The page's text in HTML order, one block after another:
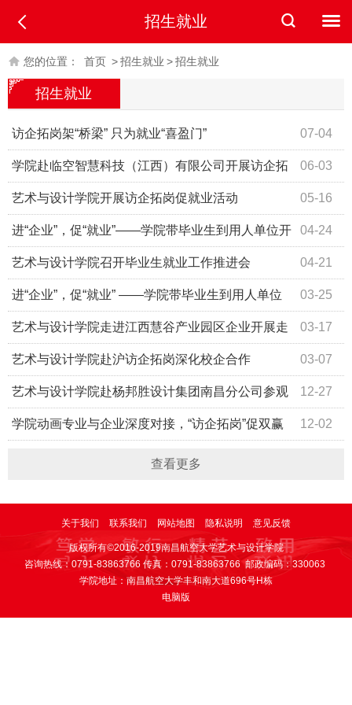
招生就业
您的位置： 首页 >招生就业 >招生就业
招生就业
07-04
访企拓岗架“桥梁” 只为就业“喜盈门”
06-03
学院赴临空智慧科技（江西）有限公司开展访企拓
岗活动 05-16
艺术与设计学院开展访企拓岗促就业活动
04-24
进“企业”，促“就业”——学院带毕业生到用人单位开
展访企拓岗活动 04-21
艺术与设计学院召开毕业生就业工作推进会
03-25
进“企业”，促“就业” ——学院带毕业生到用人单位
参观与面试 03-17
艺术与设计学院走进江西慧谷产业园区企业开展走
访交流 03-07
艺术与设计学院赴沪访企拓岗深化校企合作
12-27
艺术与设计学院赴杨邦胜设计集团南昌分公司参观
学习 12-02
学院动画专业与企业深度对接，“访企拓岗”促双赢
查看更多
关于我们 联系我们 网站地图 隐私说明 意见反馈
版权所有©2016-2019南昌航空大学艺术与设计学院
咨询热线：0791-83863766 传真：0791-83863766 邮政编码：330063
学院地址：南昌航空大学丰和南大道696号H栋
电脑版